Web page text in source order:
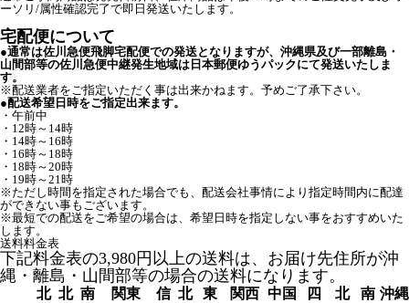
ーソリ/属性確認完了で即日発送いたします。
宅配便について
●通常は佐川急便飛脚宅配便での発送となりますが、沖縄県及び一部離島・
山間部等の佐川急便中継発生地域は日本郵便ゆうパックにて発送いたしま
す。
※配送業者をご指定いただく事は出来かねます。予めご了承下さい。
●配送希望日時をご指定出来ます。
・午前中
・12時～14時
・14時～16時
・16時～18時
・18時～20時
・19時～21時
※ただし時間を指定された場合でも、配送会社事情により指定時間内に配達
ができない事もございます。
※最短での配送をご希望の場合は、希望日時を指定しない事をおすすめいた
します。
送料料金表
下記料金表の3,980円以上の送料は、お届け先住所が沖
縄・離島・山間部等の場合の送料になります。
北 北 南
関東
信 北
東
関西 中国
四
北
南 沖縄